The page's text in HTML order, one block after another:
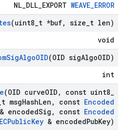
NL_DLL_EXPORT WEAVE_ERROR
(uint8 t *buf, size t len)
void
SigAlgoOID(OID sigAlgoOID)
int
(OID curveOID , const uint8
t msgHashLen , const Encoded
& encodedSig , const Encoded
ECPublicKey & encodedPubKey)